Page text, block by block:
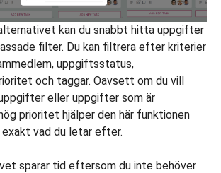
kan du snabbt hitta uppgifter
filter. Du kan filtrera efter kriterier
uppgiftsstatus,
och taggar. Oavsett om du vill
eller uppgifter som är
prioritet hjälper den här funktionen
vad du letar efter.
sparar tid eftersom du inte behöver